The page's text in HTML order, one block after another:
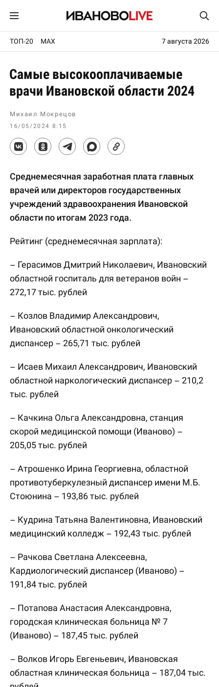
ТОП-20 MAX 7 августа 2026
Самые высокооплачиваемые
врачи Ивановской области 2024
Михаил Мокрецов
16/05/2024 8:15
Среднемесячная заработная плата главных
врачей или директоров государственных
учреждений здравоохранения Ивановской
области по итогам 2023 года.
Рейтинг (среднемесячная зарплата):
– Герасимов Дмитрий Николаевич, Ивановский
областной госпиталь для ветеранов войн –
272,17 тыс. рублей
– Козлов Владимир Александрович,
Ивановский областной онкологический
диспансер – 265,71 тыс. рублей
– Исаев Михаил Александрович, Ивановский
областной наркологический диспансер – 210,2
тыс. рублей
– Качкина Ольга Александровна, станция
скорой медицинской помощи (Иваново) –
205,05 тыс. рублей
– Атрошенко Ирина Георгиевна, областной
противотуберкулезный диспансер имени М.Б.
Стоюнина – 193,86 тыс. рублей
– Кудрина Татьяна Валентиновна, Ивановский
медицинский колледж – 192,43 тыс. рублей
– Рачкова Светлана Алексеевна,
Кардиологический диспансер (Иваново) –
191,84 тыс. рублей
– Потапова Анастасия Александровна,
городская клиническая больница № 7
(Иваново) – 187,45 тыс. рублей
– Волков Игорь Евгеньевич, Ивановская
областная клиническая больница – 187,04 тыс.